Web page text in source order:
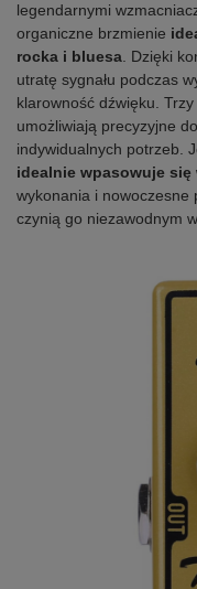
legendarnymi
organiczne brzmienie
rocka i bluesa . Dzięki
utratę sygnału podczas
klarowność dźwięku. Trzy
umożliwiają precyzyjne
indywidualnych potrzeb.
idealnie wpasowuje się
wykonania i nowoczesne
czynią go niezawodnym